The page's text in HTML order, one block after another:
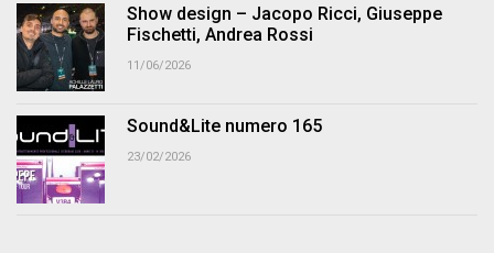
Show design – Jacopo Ricci, Giuseppe
Fischetti, Andrea Rossi
11/06/2026
Sound&Lite numero 165
23/02/2026